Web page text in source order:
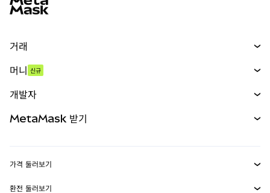
거래
무기한 선물
실물자산
머니 신규
개발자
MetaMask 받기
가격 둘러보기
환전 둘러보기